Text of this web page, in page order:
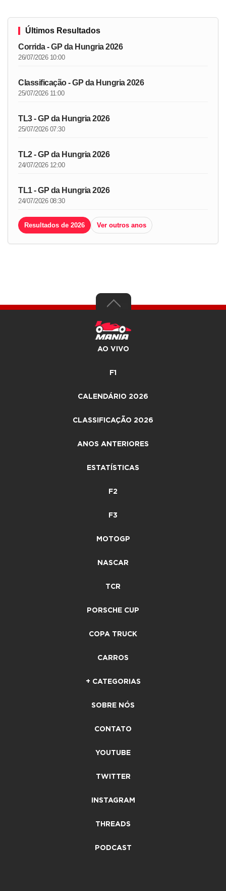
Últimos Resultados
Corrida - GP da Hungria 2026
26/07/2026 10:00
Classificação - GP da Hungria 2026
25/07/2026 11:00
TL3 - GP da Hungria 2026
25/07/2026 07:30
TL2 - GP da Hungria 2026
24/07/2026 12:00
TL1 - GP da Hungria 2026
24/07/2026 08:30
Resultados de 2026 Ver outros anos
AO VIVO
F1
CALENDÁRIO 2026
CLASSIFICAÇÃO 2026
ANOS ANTERIORES
ESTATÍSTICAS
F2
F3
MOTOGP
NASCAR
TCR
PORSCHE CUP
COPA TRUCK
CARROS
+ CATEGORIAS
SOBRE NÓS
CONTATO
YOUTUBE
TWITTER
INSTAGRAM
THREADS
PODCAST